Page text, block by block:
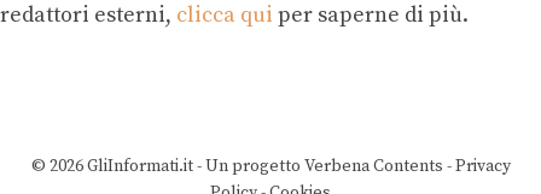
redattori esterni, clicca qui per saperne di più.
© 2026 GliInformati.it - Un progetto Verbena Contents -Privacy